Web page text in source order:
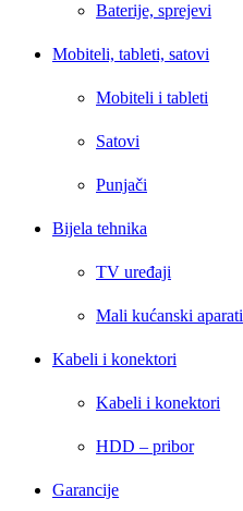
Baterije, sprejevi
Mobiteli, tableti, satovi
Mobiteli i tableti
Satovi
Punjači
Bijela tehnika
TV uređaji
Mali kućanski aparati
Kabeli i konektori
Kabeli i konektori
HDD – pribor
Garancije